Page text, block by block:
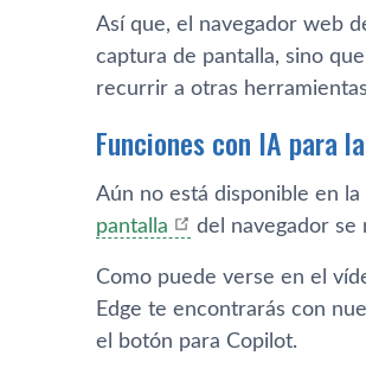
Así que, el navegador web
captura de pantalla, sino
recurrir a otras
Funciones con IA para
Aún no está disponible en
pantalla
del navegador se
Como puede verse en el
Edge te encontrarás con
el botón para Copilot.